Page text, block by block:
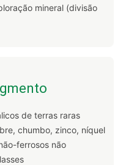
mineral (divisão
de terras raras
chumbo, zinco, níquel
ferrosos não